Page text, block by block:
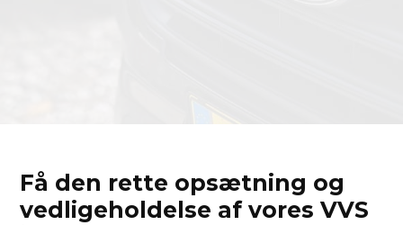
Få den rette opsætning og
vedligeholdelse af vores VVS